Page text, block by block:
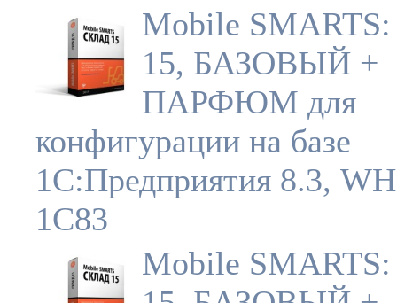
Mobile
15, БАЗОВЫЙ +
ПАРФЮМ для
конфигурации на базе
1С:Предприятия 8.3,
1C83
Mobile